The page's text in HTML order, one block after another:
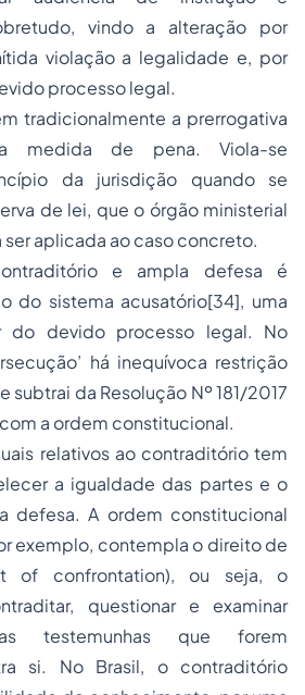
vindo a alteração por
violação a legalidade e, por
processo legal.
tradicionalmente a prerrogativa
medida de pena. Viola-se
da jurisdição quando se
de lei, que o órgão ministerial
aplicada ao caso concreto.
e ampla defesa é
do sistema acusatório[34], uma
do devido processo legal. No
há inequívoca restrição
da Resolução Nº 181/2017
a ordem constitucional.
relativos ao contraditório tem
a igualdade das partes e o
defesa. A ordem constitucional
exemplo, contempla o direito de
of confrontation), ou seja, o
questionar e examinar
as testemunhas que forem
si. No Brasil, o contraditório